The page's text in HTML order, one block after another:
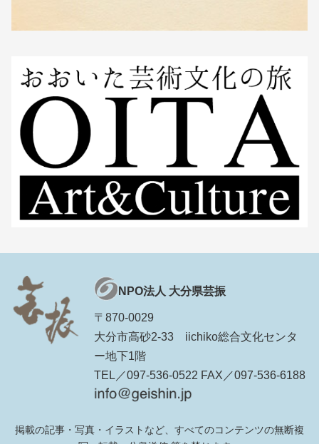
NPO法人 大分県芸振
〒870-0029
大分市高砂2-33 iichiko総合文化センタ
ー地下1階
TEL／097-536-0522 FAX／097-536-6188
掲載の記事・写真・イラストなど、すべてのコンテンツの無断複